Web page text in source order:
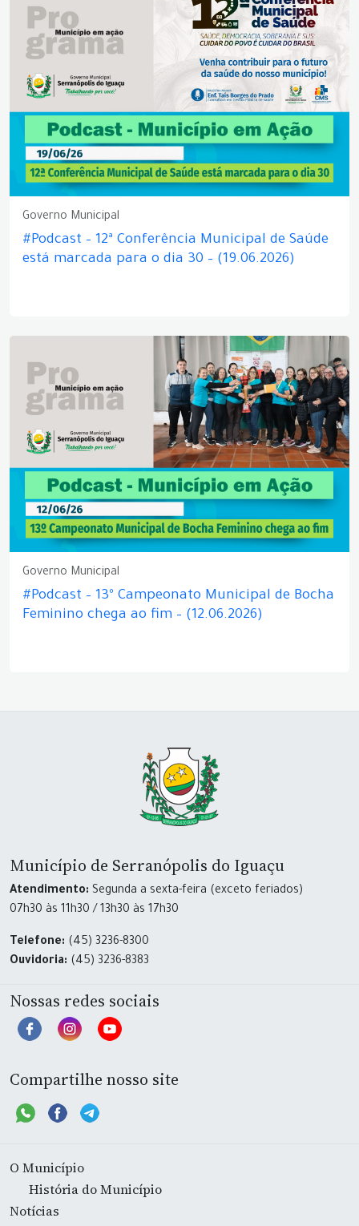
Governo Municipal
#Podcast – 12ª Conferência Municipal de Saúde
está marcada para o dia 30 – (19.06.2026)
Governo Municipal
#Podcast – 13º Campeonato Municipal de Bocha
Feminino chega ao fim – (12.06.2026)
Município de Serranópolis do Iguaçu
Atendimento: Segunda a sexta-feira (exceto feriados)
07h30 às 11h30 / 13h30 às 17h30
Telefone: (45) 3236-8300
Ouvidoria: (45) 3236-8383
Nossas redes sociais
Compartilhe nosso site
O Município
História do Município
Notícias